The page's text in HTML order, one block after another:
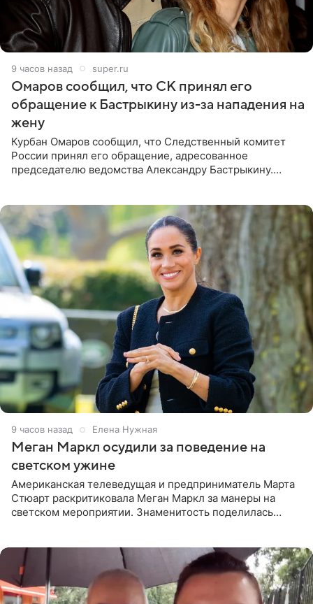
9 часов назад super.ru
Омаров сообщил, что СК принял его
обращение к Бастрыкину из-за нападения на
жену
Курбан Омаров сообщил, что Следственный комитет
России принял его обращение, адресованное
председателю ведомства Александру Бастрыкину.
9 часов назад Елена Нужная
Меган Маркл осудили за поведение на
светском ужине
Американская телеведущая и предприниматель Марта
Стюарт раскритиковала Меган Маркл за манеры на
светском мероприятии. Знаменитость поделилась